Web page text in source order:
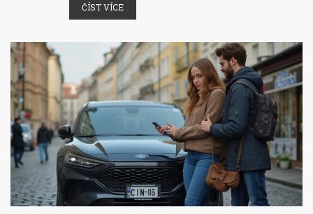
ČÍST VÍCE